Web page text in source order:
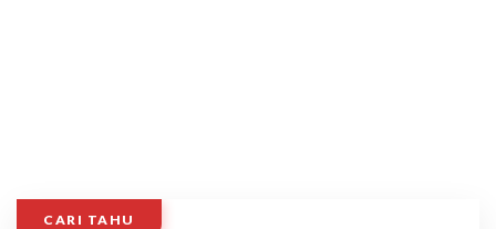
CARI TAHU